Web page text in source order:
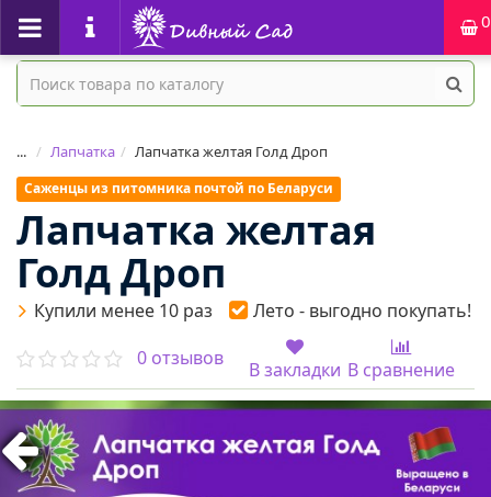
0
... Лапчатка Лапчатка желтая Голд Дроп
Саженцы из питомника почтой по Беларуси
Лапчатка желтая
Голд Дроп
Купили менее 10 раз
Лето - выгодно покупать!
0 отзывов
В закладки В сравнение